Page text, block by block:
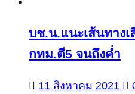
บช.น.แนะเส้นทางเ
กทม.ตี5 จนถึงค่ำ
11 สิงหาคม 2021